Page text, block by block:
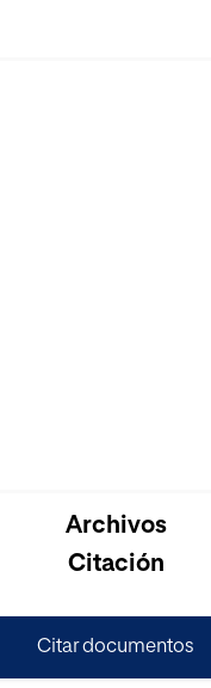
Archivos
Citación
Citar documentos